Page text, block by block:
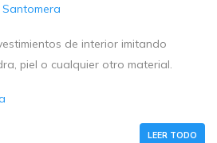
Santomera
de interior imitando
piel o cualquier otro material.
LEER TODO